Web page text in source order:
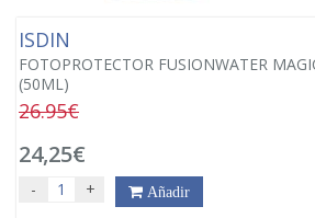
ISDIN
FOTOPROTECTOR FUSIONWATER
(50ML)
26.95€
24,25€
- + Añadir